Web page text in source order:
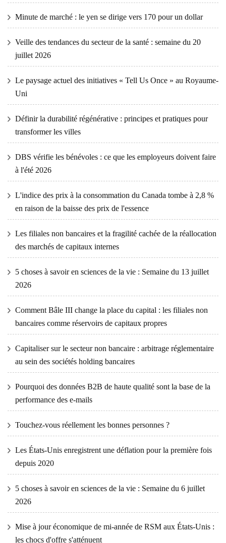
Minute de marché : le yen se dirige vers 170 pour un dollar
Veille des tendances du secteur de la santé : semaine du 20
juillet 2026
Le paysage actuel des initiatives « Tell Us Once » au Royaume-
Uni
Définir la durabilité régénérative : principes et pratiques pour
transformer les villes
DBS vérifie les bénévoles : ce que les employeurs doivent faire
à l'été 2026
L'indice des prix à la consommation du Canada tombe à 2,8 %
en raison de la baisse des prix de l'essence
Les filiales non bancaires et la fragilité cachée de la réallocation
des marchés de capitaux internes
5 choses à savoir en sciences de la vie : Semaine du 13 juillet
2026
Comment Bâle III change la place du capital : les filiales non
bancaires comme réservoirs de capitaux propres
Capitaliser sur le secteur non bancaire : arbitrage réglementaire
au sein des sociétés holding bancaires
Pourquoi des données B2B de haute qualité sont la base de la
performance des e-mails
Touchez-vous réellement les bonnes personnes ?
Les États-Unis enregistrent une déflation pour la première fois
depuis 2020
5 choses à savoir en sciences de la vie : Semaine du 6 juillet
2026
Mise à jour économique de mi-année de RSM aux États-Unis :
les chocs d'offre s'atténuent